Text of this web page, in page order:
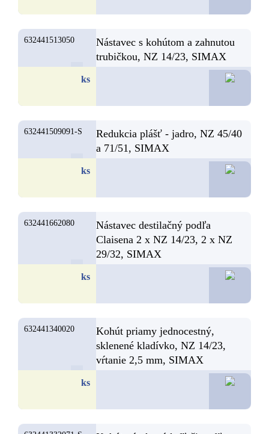
632441513050
Nástavec s kohútom a zahnutou
trubičkou, NZ 14/23, SIMAX
ks
632441509091-S
Redukcia plášť - jadro, NZ 45/40
a 71/51, SIMAX
ks
632441662080
Nástavec destilačný podľa
Claisena 2 x NZ 14/23, 2 x NZ
29/32, SIMAX
ks
632441340020
Kohút priamy jednocestný,
sklenené kladívko, NZ 14/23,
vŕtanie 2,5 mm, SIMAX
ks